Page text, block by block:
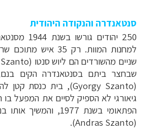
סנטאנדרה והנקודה היהודית
250 יהודים
למחנות המוות. רק 35
שניים מהשורדים הם ליוש סנטו (
שבחצר ביתם בסנטאנדרה הקים
(
Gyorgy Szanto), בית כנסת קטן
גיאורגי לא הספיק לסיים את המפעל
הפתאומי בשנת 1977,
(
Andras Szanto
).